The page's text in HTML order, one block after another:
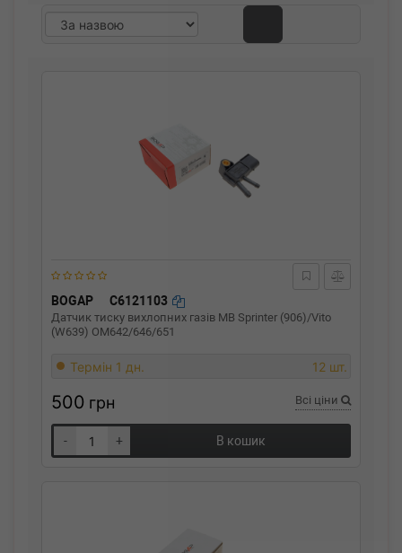
BOGAP C6121103
Датчик тиску вихлопних газів MB Sprinter (906)/Vito
(W639) OM642/646/651
Термін 1 дн. 12 шт.
500 грн Всі ціни
- + В кошик